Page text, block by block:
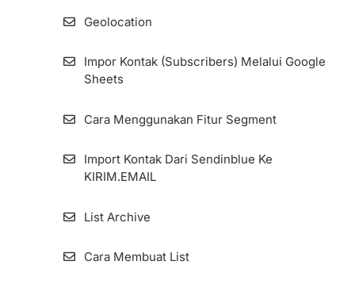
KIRIM.EMAIL
Geolocation
Impor Kontak (Subscribers) Melalui Google
Sheets
Cara Menggunakan Fitur Segment
Import Kontak Dari Sendinblue Ke
KIRIM.EMAIL
List Archive
Cara Membuat List